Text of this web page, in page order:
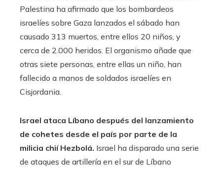
Palestina ha afirmado que los bombardeos
israelíes sobre Gaza lanzados el sábado han
causado 313 muertos, entre ellos 20 niños, y
cerca de 2.000 heridos. El organismo añade que
otras siete personas, entre ellas un niño, han
fallecido a manos de soldados israelíes en
Cisjordania.
Israel ataca Líbano después del lanzamiento
de cohetes desde el país por parte de la
milicia chií Hezbolá. Israel ha disparado una serie
de ataques de artillería en el sur de Líbano